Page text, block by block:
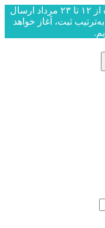
به‌دلیل انبارگردانی، سفارش‌های ثبت‌شده از ۱۲ تا ۲۳ مرداد ارسال
سفارش‌ها از ۲۴ مرداد به‌ترتیب ثبت، آغاز خواهد